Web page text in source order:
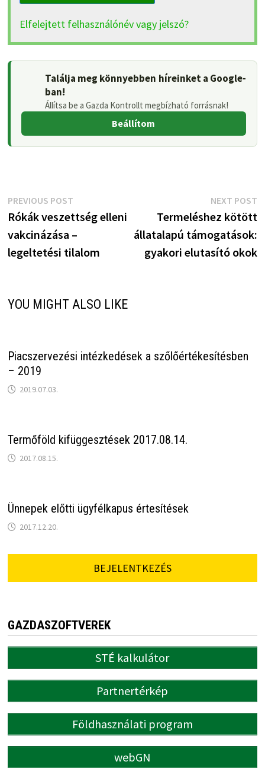
Elfelejtett felhasználónév vagy jelszó?
Találja meg könnyebben híreinket a Google-
ban!
Állítsa be a Gazda Kontrollt megbízható forrásnak!
Beállítom
Bejegyzés
navigáció
PREVIOUS POSTPrevious
post:
Rókák veszettség elleni
vakcinázása –
legeltetési tilalom
NEXT POST
Termeléshez kötött
állatalapú támogatások:
gyakori elutasító okok
YOU MIGHT ALSO LIKE
Piacszervezési intézkedések a szőlőértékesítésben
– 2019
2019.07.03.
Termőföld kifüggesztések 2017.08.14.
2017.08.15.
Ünnepek előtti ügyfélkapus értesítések
2017.12.20.
BEJELENTKEZÉS
GAZDASZOFTVEREK
STÉ kalkulátor
Partnertérkép
Földhasználati program
webGN